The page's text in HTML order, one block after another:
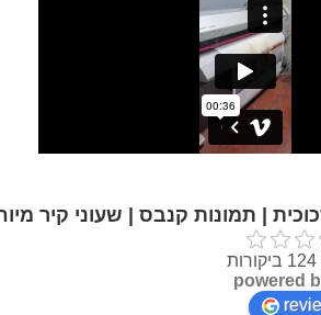
| תמונות קנבס | שעוני קיר
powered